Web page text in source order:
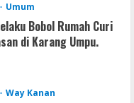
Eks Perwira
Jabat Kapolres Way
Umum
Bobol Rumah Curi
di Karang Umpu.
Way Kanan